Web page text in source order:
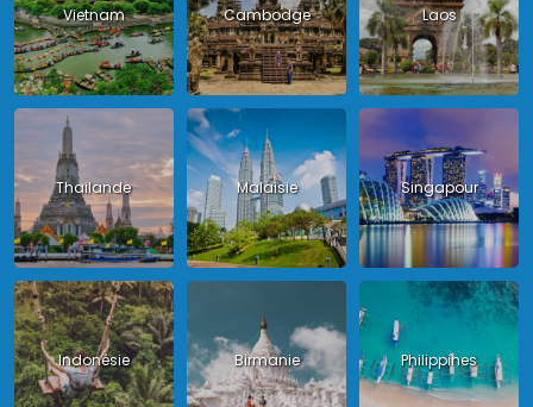
Vietnam Cambodge Laos
Thailande Malaisie Singapour
Indonésie Birmanie Philippines